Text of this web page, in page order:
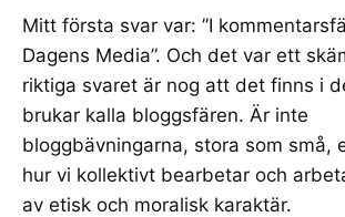
Mitt första svar var: ”I
Dagens Media”. Och det var ett
riktiga svaret är nog att det finns i
brukar kalla bloggsfären. Är inte
bloggbävningarna, stora som små,
hur vi kollektivt bearbetar och
av etisk och moralisk karaktär.